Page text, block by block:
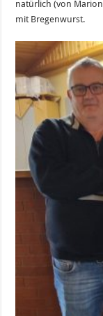
natürlich (von
mit Bregenwurst.